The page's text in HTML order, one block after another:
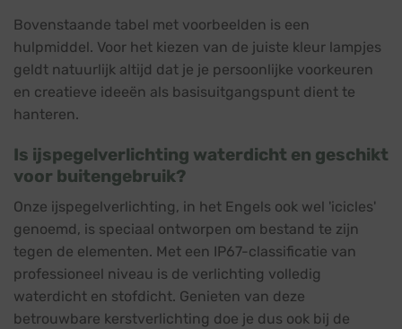
Bovenstaande tabel met voorbeelden is een
hulpmiddel. Voor het kiezen van de juiste kleur lampjes
geldt natuurlijk altijd dat je je persoonlijke voorkeuren
en creatieve ideeën als basisuitgangspunt dient te
hanteren.
Is ijspegelverlichting waterdicht en geschikt
voor buitengebruik?
Onze ijspegelverlichting, in het Engels ook wel 'icicles'
genoemd, is speciaal ontworpen om bestand te zijn
tegen de elementen. Met een IP67-classificatie van
professioneel niveau is de verlichting volledig
waterdicht en stofdicht. Genieten van deze
betrouwbare kerstverlichting doe je dus ook bij de